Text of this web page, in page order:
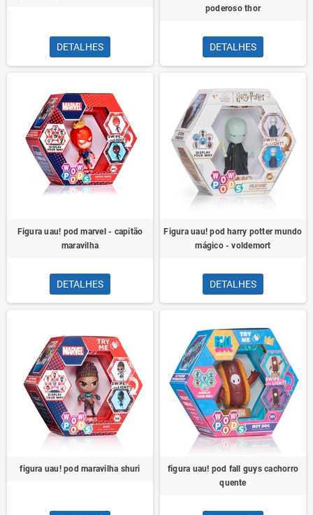
DETALHES
poderoso thor
DETALHES
Figura uau! pod marvel - capitão
maravilha
DETALHES
Figura uau! pod harry potter mundo
mágico - voldemort
DETALHES
figura uau! pod maravilha shuri
figura uau! pod fall guys cachorro
quente